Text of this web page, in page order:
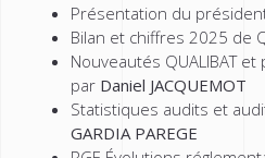
Présentation du
Bilan et chiffres 2025 de
Nouveautés QUALIBAT
parDaniel JACQUEMOT
Statistiques audits et
GARDIA PAREGE